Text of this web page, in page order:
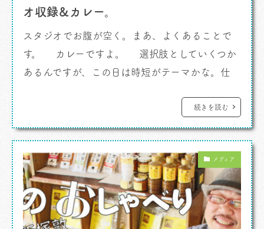
オ収録＆カレー。
スタジオでお腹が空く。まあ、よくあることで
す。 カレーですよ。 選択肢としていくつか
あるんですが、この日は時短がテーマかな。仕
秋葉原のインドカレーでダントツの名店。逆に時
間をかけないともったいないお店です。お手軽に
諸そば」はカレー味選ばないよなあ。普通に
[…]
続きを読む
メディア